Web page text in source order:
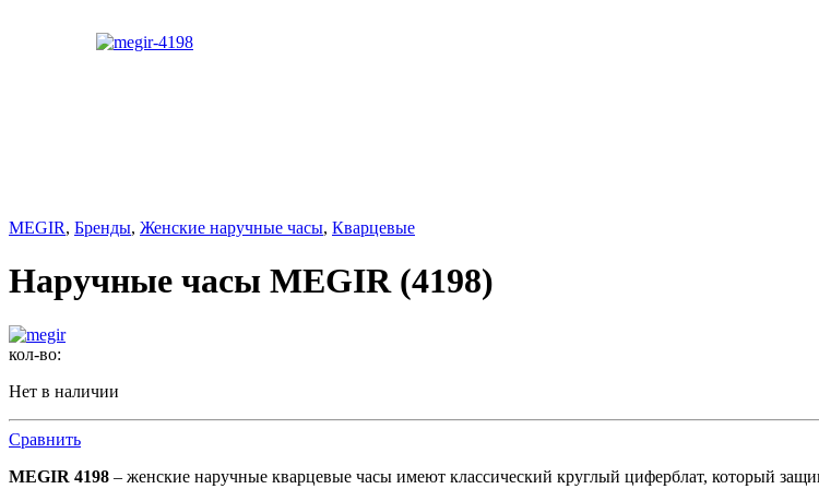
MEGIR, Бренды, Женские наручные часы, Кварцевые
Наручные часы MEGIR (4198)
кол-во:
Нет в наличии
Сравнить
MEGIR 4198 – женские наручные кварцевые часы имеют классический круглый циферблат, который